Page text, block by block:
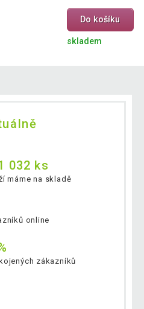
Do košíku
skladem
032 ks
máme na skladě
online
zákazníků